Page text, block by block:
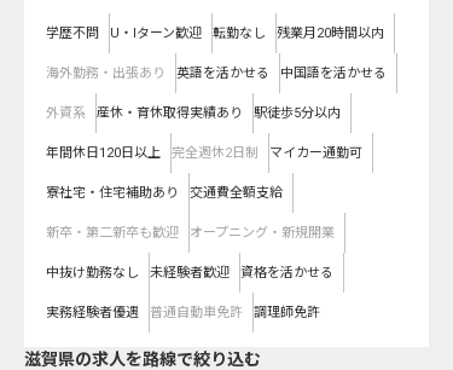
学歴不問 U・Iターン歓迎 転勤なし 残業月20時間以内
海外勤務・出張あり 英語を活かせる 中国語を活かせる
外資系 産休・育休取得実績あり 駅徒歩5分以内
年間休日120日以上 完全週休2日制 マイカー通勤可
寮社宅・住宅補助あり 交通費全額支給
新卒・第二新卒も歓迎 オープニング・新規開業
中抜け勤務なし 未経験者歓迎 資格を活かせる
実務経験者優遇 普通自動車免許 調理師免許
滋賀県の求人を路線で絞り込む